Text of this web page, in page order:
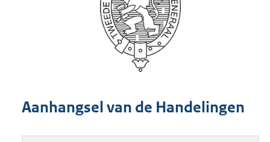
Aanhangsel van de Handelingen